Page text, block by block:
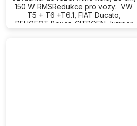
150 W RMSRedukce pro vozy: VW
T5 + T6 +T6.1, FIAT Ducato,
PEUGEOT Boxer, CITROEN Jumper